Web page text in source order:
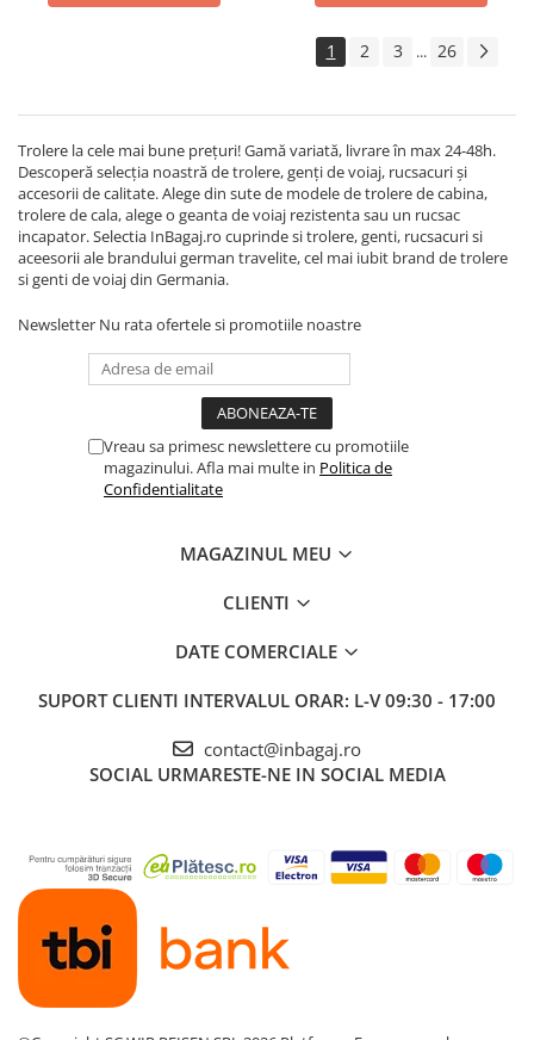
1 2 3 ... 26
Trolere la cele mai bune prețuri! Gamă variată, livrare în max 24-48h.
Descoperă selecția noastră de trolere, genți de voiaj, rucsacuri și
accesorii de calitate. Alege din sute de modele de trolere de cabina,
trolere de cala, alege o geanta de voiaj rezistenta sau un rucsac
incapator. Selectia InBagaj.ro cuprinde si trolere, genti, rucsacuri si
aceesorii ale brandului german travelite, cel mai iubit brand de trolere
si genti de voiaj din Germania.
Newsletter Nu rata ofertele si promotiile noastre
Vreau sa primesc newslettere cu promotiile
magazinului. Afla mai multe in Politica de
Confidentialitate
MAGAZINUL MEU
CLIENTI
DATE COMERCIALE
SUPORT CLIENTI INTERVALUL ORAR: L-V 09:30 - 17:00
contact@inbagaj.ro
SOCIAL URMARESTE-NE IN SOCIAL MEDIA